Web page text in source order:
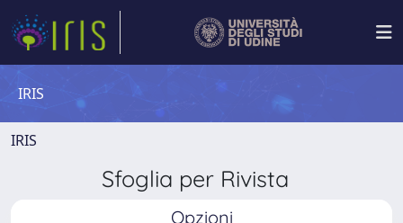
IRIS
IRIS
Sfoglia per Rivista
Opzioni